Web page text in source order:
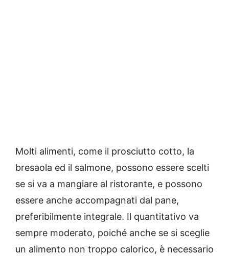
Molti alimenti, come il prosciutto cotto, la
bresaola ed il salmone, possono essere scelti
se si va a mangiare al ristorante, e possono
essere anche accompagnati dal pane,
preferibilmente integrale. Il quantitativo va
sempre moderato, poiché anche se si sceglie
un alimento non troppo calorico, è necessario